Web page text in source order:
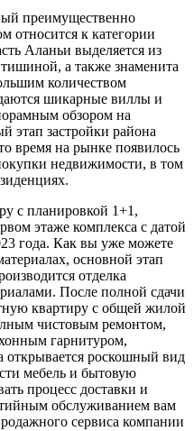
преимущественно
относится к категории
Аланьи выделяется из
а также знаменита
количеством
шикарные виллы и
обзором на
этап застройки района
время на рынке появилось
недвижимости, в том
с планировкой 1+1,
этаже комплекса с датой
года. Как вы уже можете
основной этап
отделка
После полной сдачи
квартиру с общей жилой
чистовым ремонтом,
гарнитуром,
роскошный вид
мебель и бытовую
процесс доставки и
обслуживанием вам
сервиса компании